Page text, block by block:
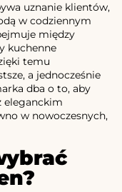
uznanie klientów,
w codziennym
między
kuchenne
temu
a jednocześnie
dba o to, aby
eleganckim
w nowoczesnych,